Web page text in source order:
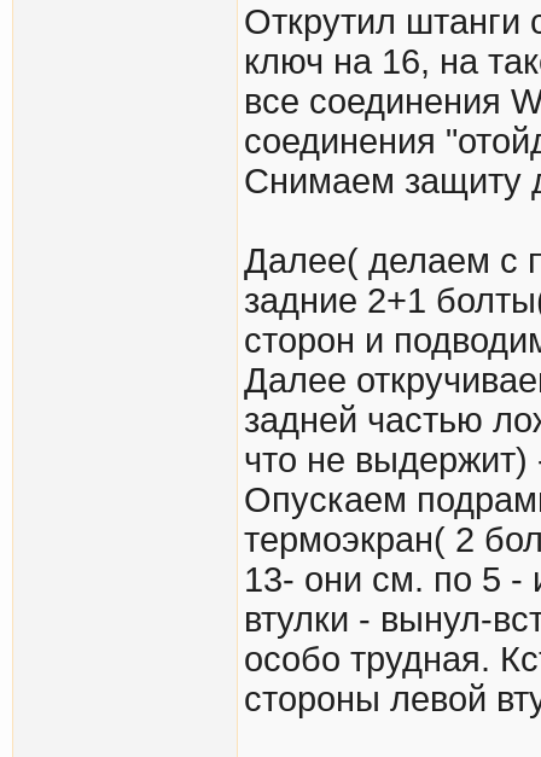
Открутил штанги
ключ на 16, на
все соединения
соединения
Снимаем защиту
Далее( делаем с
задние 2+1
сторон и
Далее
задней частью
что не выдержит)
Опускаем
термоэкран( 2
13- они см. по 5 -
втулки - вынул-
особо трудная.
стороны левой